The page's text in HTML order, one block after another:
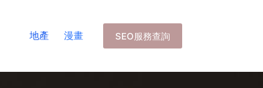
地產 漫畫 SEO服務查詢